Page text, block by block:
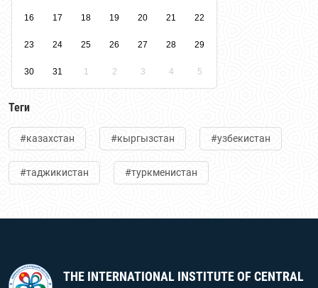
16 17 18 19 20 21 22
23 24 25 26 27 28 29
30 31 1 2 3 4 5
Теги
#казахстан #кыргызстан #узбекистан
#таджикистан #туркменистан
THE INTERNATIONAL INSTITUTE OF CENTRAL